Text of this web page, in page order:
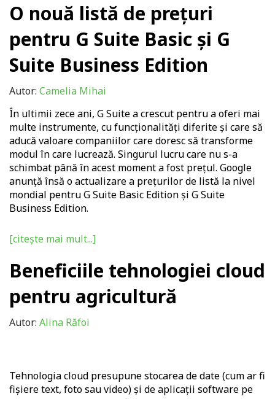
O nouă listă de prețuri
pentru G Suite Basic și G
Suite Business Edition
Autor: Camelia Mihai
În ultimii zece ani, G Suite a crescut pentru a oferi mai
multe instrumente, cu funcționalități diferite și care să
aducă valoare companiilor care doresc să transforme
modul în care lucrează. Singurul lucru care nu s-a
schimbat până în acest moment a fost prețul. Google
anunță însă o actualizare a prețurilor de listă la nivel
mondial pentru G Suite Basic Edition și G Suite
Business Edition.
[citește mai mult...]
Beneficiile tehnologiei cloud
pentru agricultură
Autor: Alina Răfoi
Tehnologia cloud presupune stocarea de date (cum ar fi
fișiere text, foto sau video) și de aplicații software pe